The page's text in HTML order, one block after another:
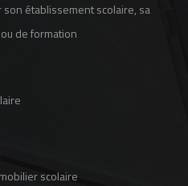
son établissement scolaire, sa
de formation
scolaire